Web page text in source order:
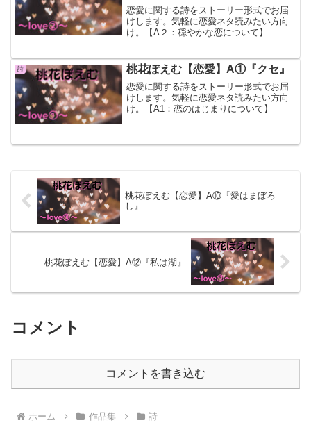
恋愛に関する詩をストーリー形式でお届
けします。気軽に恋愛ネタ読みたい方向
け。【A２：穏やかな恋について】
詩 桃花ぽえむ【恋愛】A①『クセ』
恋愛に関する詩をストーリー形式でお届
けします。気軽に恋愛ネタ読みたい方向
け。【A1：恋のはじまりについて】
桃花ぽえむ【恋愛】A⑩『愛はまぼろ
し』
桃花ぽえむ【恋愛】A⑫『私は湖』
コメント
コメントを書き込む
ホーム 作品集 詩